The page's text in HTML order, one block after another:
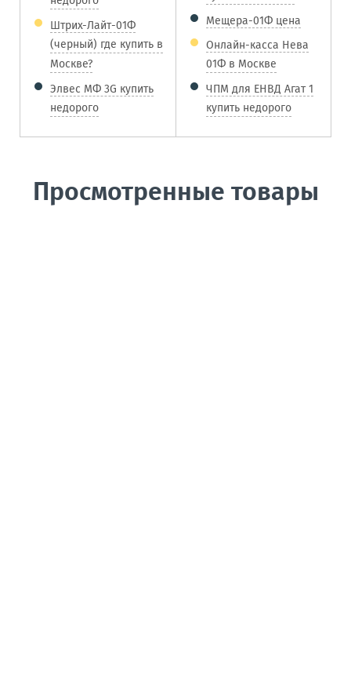
Штрих-Лайт-01Ф
(черный) где купить в
Москве?
Элвес МФ 3G купить
недорого
Мещера-01Ф цена
Онлайн-касса Нева
01Ф в Москве
ЧПМ для ЕНВД Агат 1
купить недорого
Просмотренные товары